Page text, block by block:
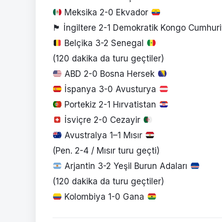
Meksika 2-0 Ekvador
🏴󠁧󠁢󠁥󠁮󠁧󠁿 İngiltere 2-1 Demokratik Kongo
Belçika 3-2 Senegal
(120 dakika da turu geçtiler)
ABD 2-0 Bosna Hersek
İspanya 3-0 Avusturya
Portekiz 2-1 Hırvatistan
İsviçre 2-0 Cezayir
Avustralya 1–1 Mısır
(Pen. 2-4 / Mısır turu geçti)
Arjantin 3-2 Yeşil Burun Adaları
(120 dakika da turu geçtiler)
Kolombiya 1-0 Gana